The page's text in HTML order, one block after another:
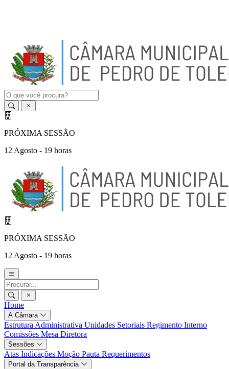
PRÓXIMA SESSÃO
12 Agosto - 19 horas
PRÓXIMA SESSÃO
12 Agosto - 19 horas
Home
A Câmara
Estrutura Administrativa Unidades Setoriais Regimento Interno
Comissões Mesa Diretora
Sessões
Atas Indicações Moção Pauta Requerimentos
Portal da Transparência